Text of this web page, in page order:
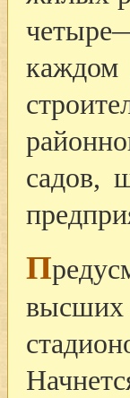
каждом
садов,
П